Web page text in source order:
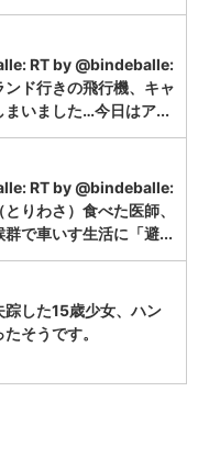
RT by @bindeballe:
ド行きの飛行機、キャ
まいました…今日はア...
RT by @bindeballe:
りわさ）食べた医師、
群で車いす生活に「避...
した15歳少女、ハン
そうです。